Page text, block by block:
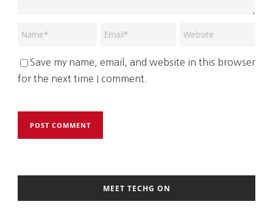
Save my name, email, and website in this browser
for the next time I comment.
MEET TECHG ON